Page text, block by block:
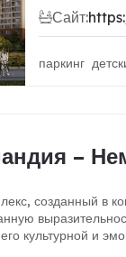
Сайт:
паркинг
–
созданный в
культурной и